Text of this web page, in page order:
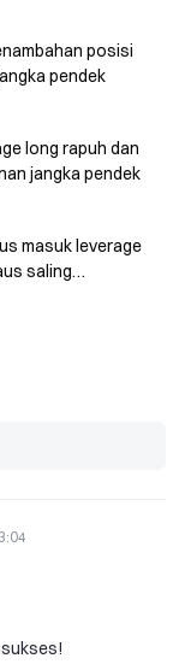
posisi
pendek
long rapuh dan
jangka pendek
masuk leverage
saling